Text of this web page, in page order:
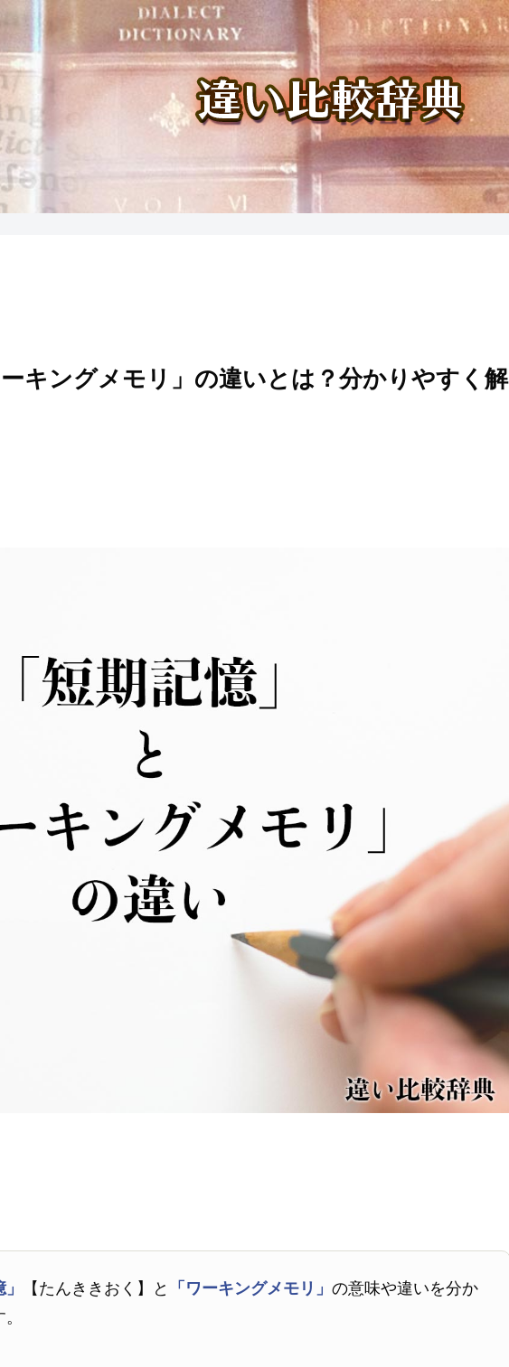
ーキングメモリ」の違いとは？分かりやすく解
【たんききおく】と 「ワーキングメモリ」の意味や違いを分か